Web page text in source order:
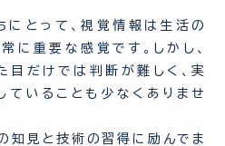
とって、視覚情報は生活の
に重要な感覚です。しかし、
目だけでは判断が難しく、実
いることも少なくありませ
知見と技術の習得に励んでま